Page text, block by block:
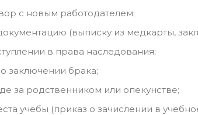
с новым работодателем;
(выписку из медкарты,
в права наследования;
заключении брака;
за родственником или опекунстве;
учёбы (приказ о зачислении в